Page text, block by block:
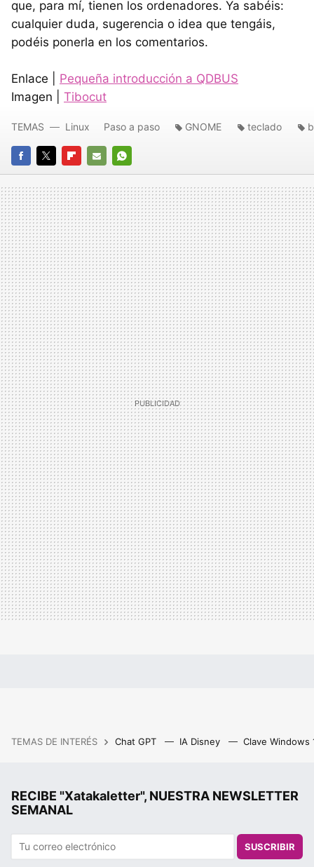
que, para mí, tienen los ordenadores. Ya sabéis:
cualquier duda, sugerencia o idea que tengáis,
podéis ponerla en los comentarios.
Enlace | Pequeña introducción a QDBUS
Imagen | Tibocut
FACEBOOK
TWITTERFLIPBOARD
E-
MAIL
WHATSAPP
TEMAS Linux Paso a paso GNOME teclado
TEMAS DE INTERÉS Chat GPT IA Disney Clave Windows
RECIBE "Xatakaletter", NUESTRA NEWSLETTER
SEMANAL
SUSCRIBIR